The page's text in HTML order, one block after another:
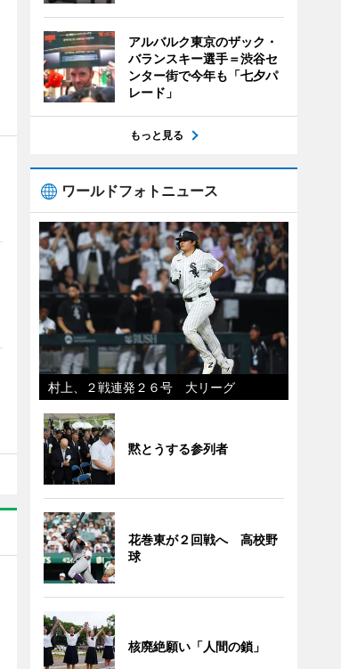
アルバルク東京のザック・
バランスキー選手＝渋谷セ
ンター街で今年も「七夕パ
レード」
もっと見る
ワールドフォトニュース
村上、２戦連発２６号 大リーグ
黙とうする参列者
花巻東が２回戦へ 高校野
球
核廃絶願い「人間の鎖」